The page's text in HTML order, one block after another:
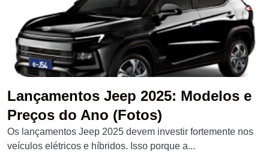
Lançamentos Jeep 2025: Modelos e
Preços do Ano (Fotos)
Os lançamentos Jeep 2025 devem investir fortemente nos
veículos elétricos e híbridos. Isso porque a...